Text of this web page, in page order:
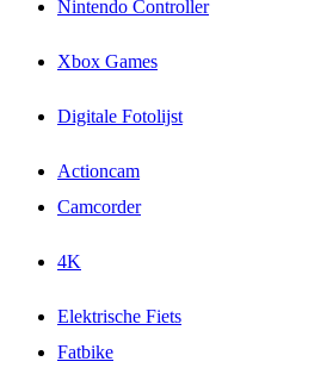
Nintendo Controller
Xbox Games
Digitale Fotolijst
Actioncam
Camcorder
4K
Elektrische Fiets
Fatbike